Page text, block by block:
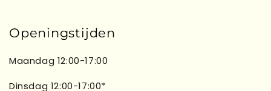
Openingstijden
Maandag 12:00-17:00
Dinsdag 12:00-17:00*